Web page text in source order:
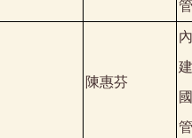
陳惠芬